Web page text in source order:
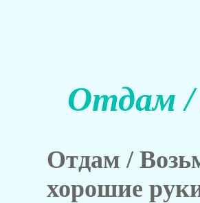
Отдам /
Отдам /
хорошие